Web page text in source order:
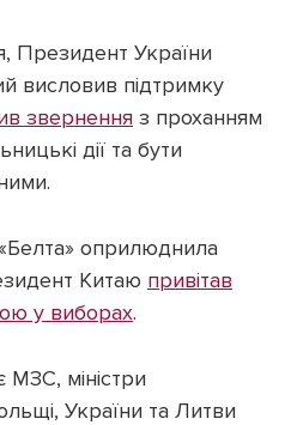
Президент України
висловив підтримку
звернення з проханням
дії та бути
оприлюднила
Китаю привітав
у виборах.
МЗС, міністри
України та Литви